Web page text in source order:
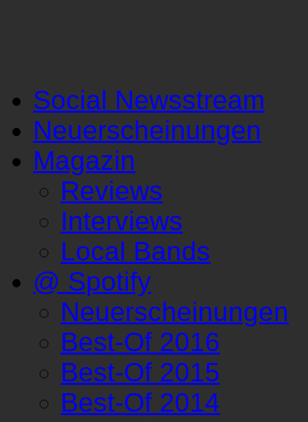
Social Newsstream
Neuerscheinungen
Magazin
Reviews
Interviews
Local Bands
@ Spotify
Neuerscheinungen
Best-Of 2016
Best-Of 2015
Best-Of 2014